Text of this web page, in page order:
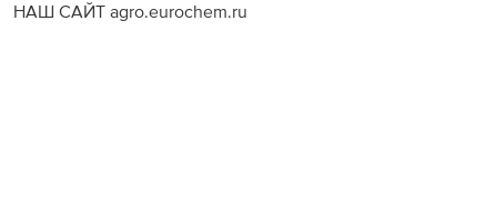
НАШ САЙТ agro.eurochem.ru